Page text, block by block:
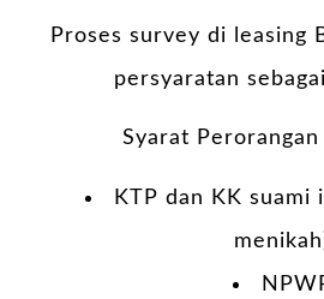
Proses survey di leasing
persyaratan
Syarat Perorangan
KTP dan KK suami